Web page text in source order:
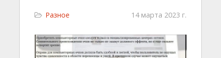
Разное 14 марта 2023 г.